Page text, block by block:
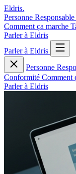
Eldris.
Personne Responsable
Comment ça marche
Parler à Eldris
Parler à Eldris
Personne
Conformité Comment
Parler à Eldris